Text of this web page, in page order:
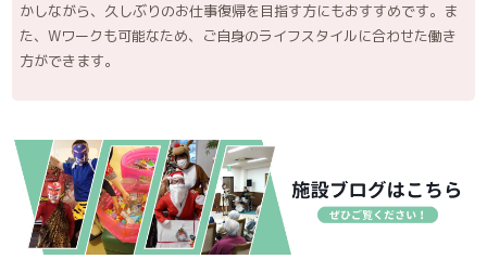
かしながら、久しぶりのお仕事復帰を目指す方にもおすすめです。ま
た、Wワークも可能なため、ご自身のライフスタイルに合わせた働き
方ができます。